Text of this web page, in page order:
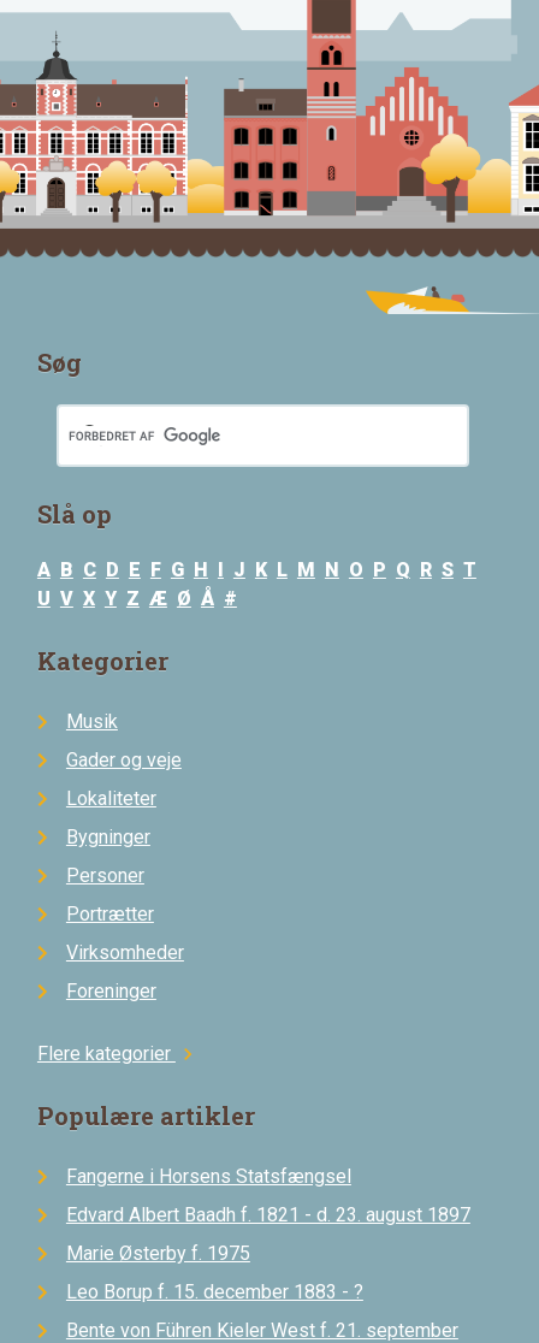
Søg
Slå op
A B C D E F G H I J K L M N O P Q R S T
U V X Y Z Æ Ø Å #
Kategorier
Musik
Gader og veje
Lokaliteter
Bygninger
Personer
Portrætter
Virksomheder
Foreninger
Flere kategorier chevron_right
Populære artikler
Fangerne i Horsens Statsfængsel
Edvard Albert Baadh f. 1821 - d. 23. august 1897
Marie Østerby f. 1975
Leo Borup f. 15. december 1883 - ?
Bente von Führen Kieler West f. 21. september